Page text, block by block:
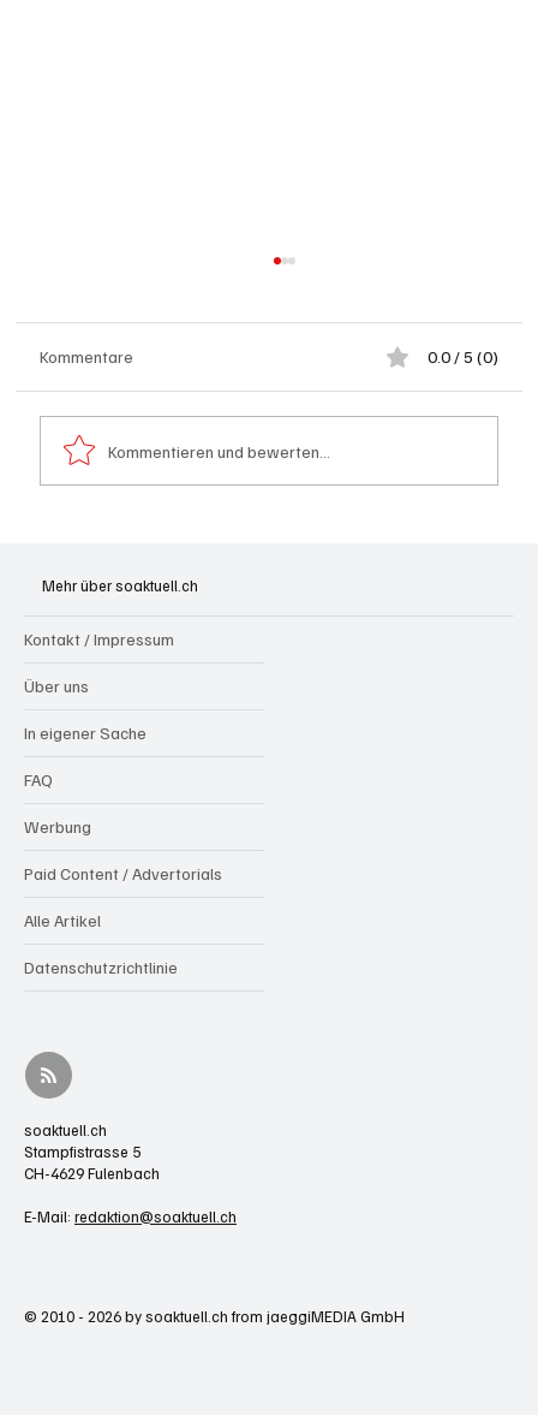
Kommentare 0.0 / 5 (0)
Kommentieren und bewerten...
Mehr über soaktuell.ch
Kontakt / Impressum
Über uns
In eigener Sache
FAQ
Werbung
Paid Content / Advertorials
Alle Artikel
Datenschutzrichtlinie
soaktuell.ch
Stampfistrasse 5
CH-4629 Fulenbach
E-Mail: redaktion@soaktuell.ch
© 2010 - 2026 by soaktuell.ch from jaeggiMEDIA GmbH